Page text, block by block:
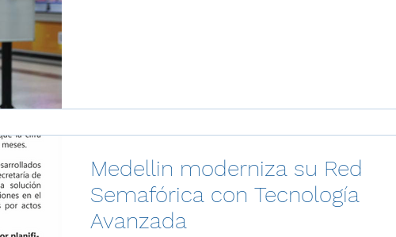
Medellin moderniza su Red
Semafórica con Tecnología
Avanzada